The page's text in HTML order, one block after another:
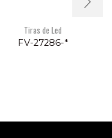
Tiras de Led
FV-27286-*